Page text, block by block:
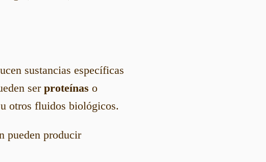
sustancias específicas
ser proteínas o
otros fluidos biológicos.
pueden producir